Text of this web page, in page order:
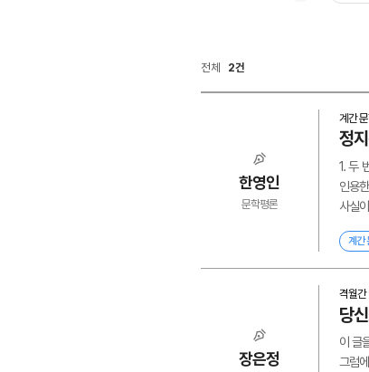
전체 2건
한영인
문학평론
계간
정
1. 두
인용
사실
계간
장은정
격월간
당
이 글
그럼